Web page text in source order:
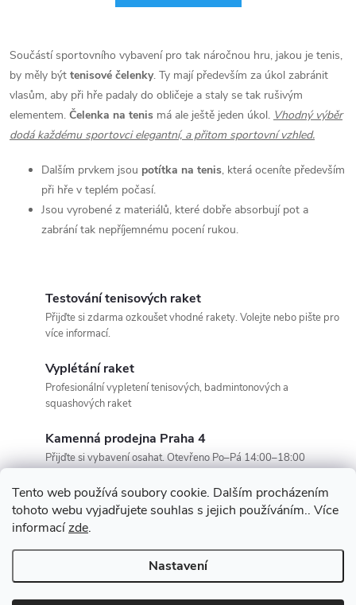
Tento web používá soubory cookie. Dalším procházením
tohoto webu vyjadřujete souhlas s jejich používáním.. Více
informacízde.
Nastavení
Součástí sportovního vybavení pro tak náročnou hru, jakou je tenis,
by měly být tenisové čelenky. Ty mají především za úkol zabránit
vlasům, aby při hře padaly do obličeje a staly se tak rušivým
elementem. Čelenka na tenis má ale ještě jeden úkol. Vhodný výběr
dodá každému sportovci elegantní, a přitom sportovní vzhled.
Dalším prvkem jsou potítka na tenis, která oceníte především
při hře v teplém počasí.
Jsou vyrobené z materiálů, které dobře absorbují pot a
zabrání tak nepříjemnému pocení rukou.
Testování tenisových raket
Přijďte si zdarma ozkoušet vhodné rakety. Volejte nebo pište pro
více informací.
Vyplétání raket
Profesionální vypletení tenisových, badmintonových a
squashových raket
Kamenná prodejna Praha 4
Přijďte si vybavení osahat. Otevřeno Po–Pá 14:00–18:00
Copyright 2026SportOáza. Všechna práva vyhrazena.Upravit nastavení
cookies